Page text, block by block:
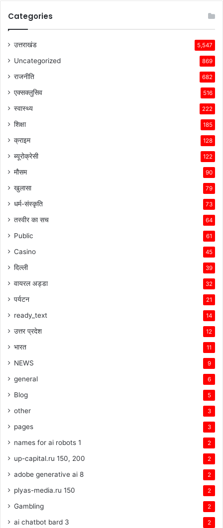
Categories
उत्तराखंड 5,547
Uncategorized 869
राजनीति 682
एक्सक्लुसिव 516
स्वास्थ्य 222
शिक्षा 185
क्राइम 128
ब्यूरोक्रेसी 122
मौसम 90
खुलासा 79
धर्म-संस्कृति 73
तस्वीर का सच 64
Public 61
Casino 45
दिल्ली 39
वायरल अड्डा 32
पर्यटन 21
ready_text 14
उत्तर प्रदेश 12
भारत 11
NEWS 9
general 6
Blog 5
other 3
pages 3
names for ai robots 1 2
up-capital.ru 150, 200 2
adobe generative ai 8 2
plyas-media.ru 150 2
Gambling 2
ai chatbot bard 3 2